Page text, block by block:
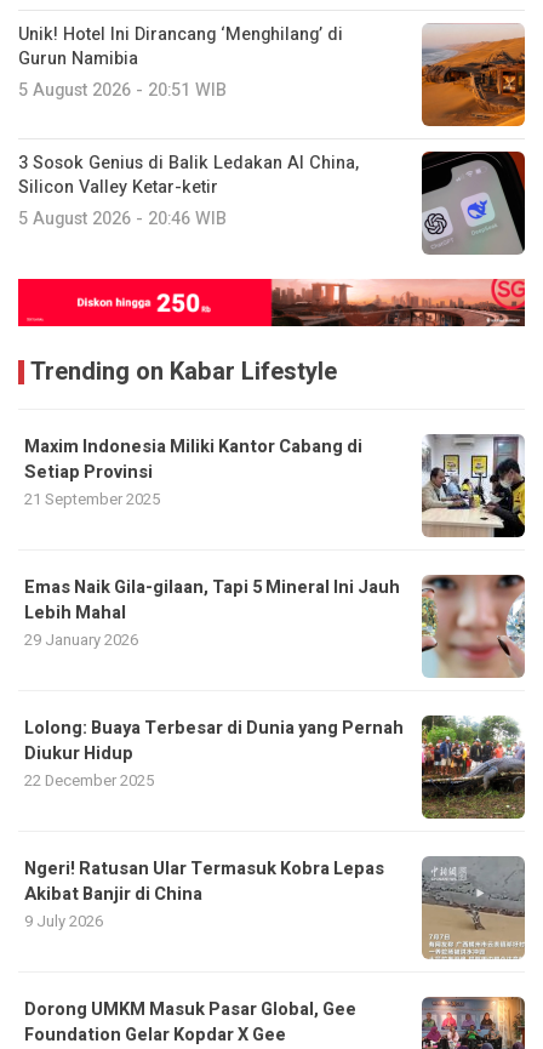
Unik! Hotel Ini Dirancang ‘Menghilang’ di
Gurun Namibia
5 August 2026 - 20:51 WIB
3 Sosok Genius di Balik Ledakan AI China,
Silicon Valley Ketar-ketir
5 August 2026 - 20:46 WIB
Trending on Kabar Lifestyle
Maxim Indonesia Miliki Kantor Cabang di
Setiap Provinsi
21 September 2025
Emas Naik Gila-gilaan, Tapi 5 Mineral Ini Jauh
Lebih Mahal
29 January 2026
Lolong: Buaya Terbesar di Dunia yang Pernah
Diukur Hidup
22 December 2025
Ngeri! Ratusan Ular Termasuk Kobra Lepas
Akibat Banjir di China
9 July 2026
Dorong UMKM Masuk Pasar Global, Gee
Foundation Gelar Kopdar X Gee